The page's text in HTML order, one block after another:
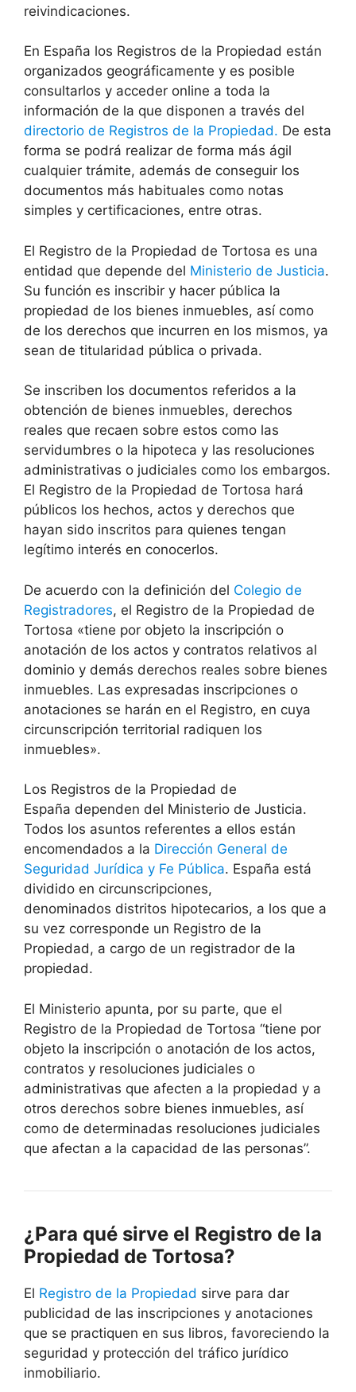
reivindicaciones.
En España los Registros de la Propiedad están
organizados geográficamente y es posible
consultarlos y acceder online a toda la
información de la que disponen a través del
directorio de Registros de la Propiedad. De esta
forma se podrá realizar de forma más ágil
cualquier trámite, además de conseguir los
documentos más habituales como notas
simples y certificaciones, entre otras.
El Registro de la Propiedad de Tortosa es una
entidad que depende del Ministerio de Justicia.
Su función es inscribir y hacer pública la
propiedad de los bienes inmuebles, así como
de los derechos que incurren en los mismos, ya
sean de titularidad pública o privada.
Se inscriben los documentos referidos a la
obtención de bienes inmuebles, derechos
reales que recaen sobre estos como las
servidumbres o la hipoteca y las resoluciones
administrativas o judiciales como los embargos.
El Registro de la Propiedad de Tortosa hará
públicos los hechos, actos y derechos que
hayan sido inscritos para quienes tengan
legítimo interés en conocerlos.
De acuerdo con la definición del Colegio de
Registradores, el Registro de la Propiedad de
Tortosa «tiene por objeto la inscripción o
anotación de los actos y contratos relativos al
dominio y demás derechos reales sobre bienes
inmuebles. Las expresadas inscripciones o
anotaciones se harán en el Registro, en cuya
circunscripción territorial radiquen los
inmuebles».
Los Registros de la Propiedad de
España dependen del Ministerio de Justicia.
Todos los asuntos referentes a ellos están
encomendados a la Dirección General de
Seguridad Jurídica y Fe Pública. España está
dividido en circunscripciones,
denominados distritos hipotecarios, a los que a
su vez corresponde un Registro de la
Propiedad, a cargo de un registrador de la
propiedad.
El Ministerio apunta, por su parte, que el
Registro de la Propiedad de Tortosa “tiene por
objeto la inscripción o anotación de los actos,
contratos y resoluciones judiciales o
administrativas que afecten a la propiedad y a
otros derechos sobre bienes inmuebles, así
como de determinadas resoluciones judiciales
que afectan a la capacidad de las personas”.
¿Para qué sirve el Registro de la
Propiedad de Tortosa?
El Registro de la Propiedad sirve para dar
publicidad de las inscripciones y anotaciones
que se practiquen en sus libros, favoreciendo la
seguridad y protección del tráfico jurídico
inmobiliario.